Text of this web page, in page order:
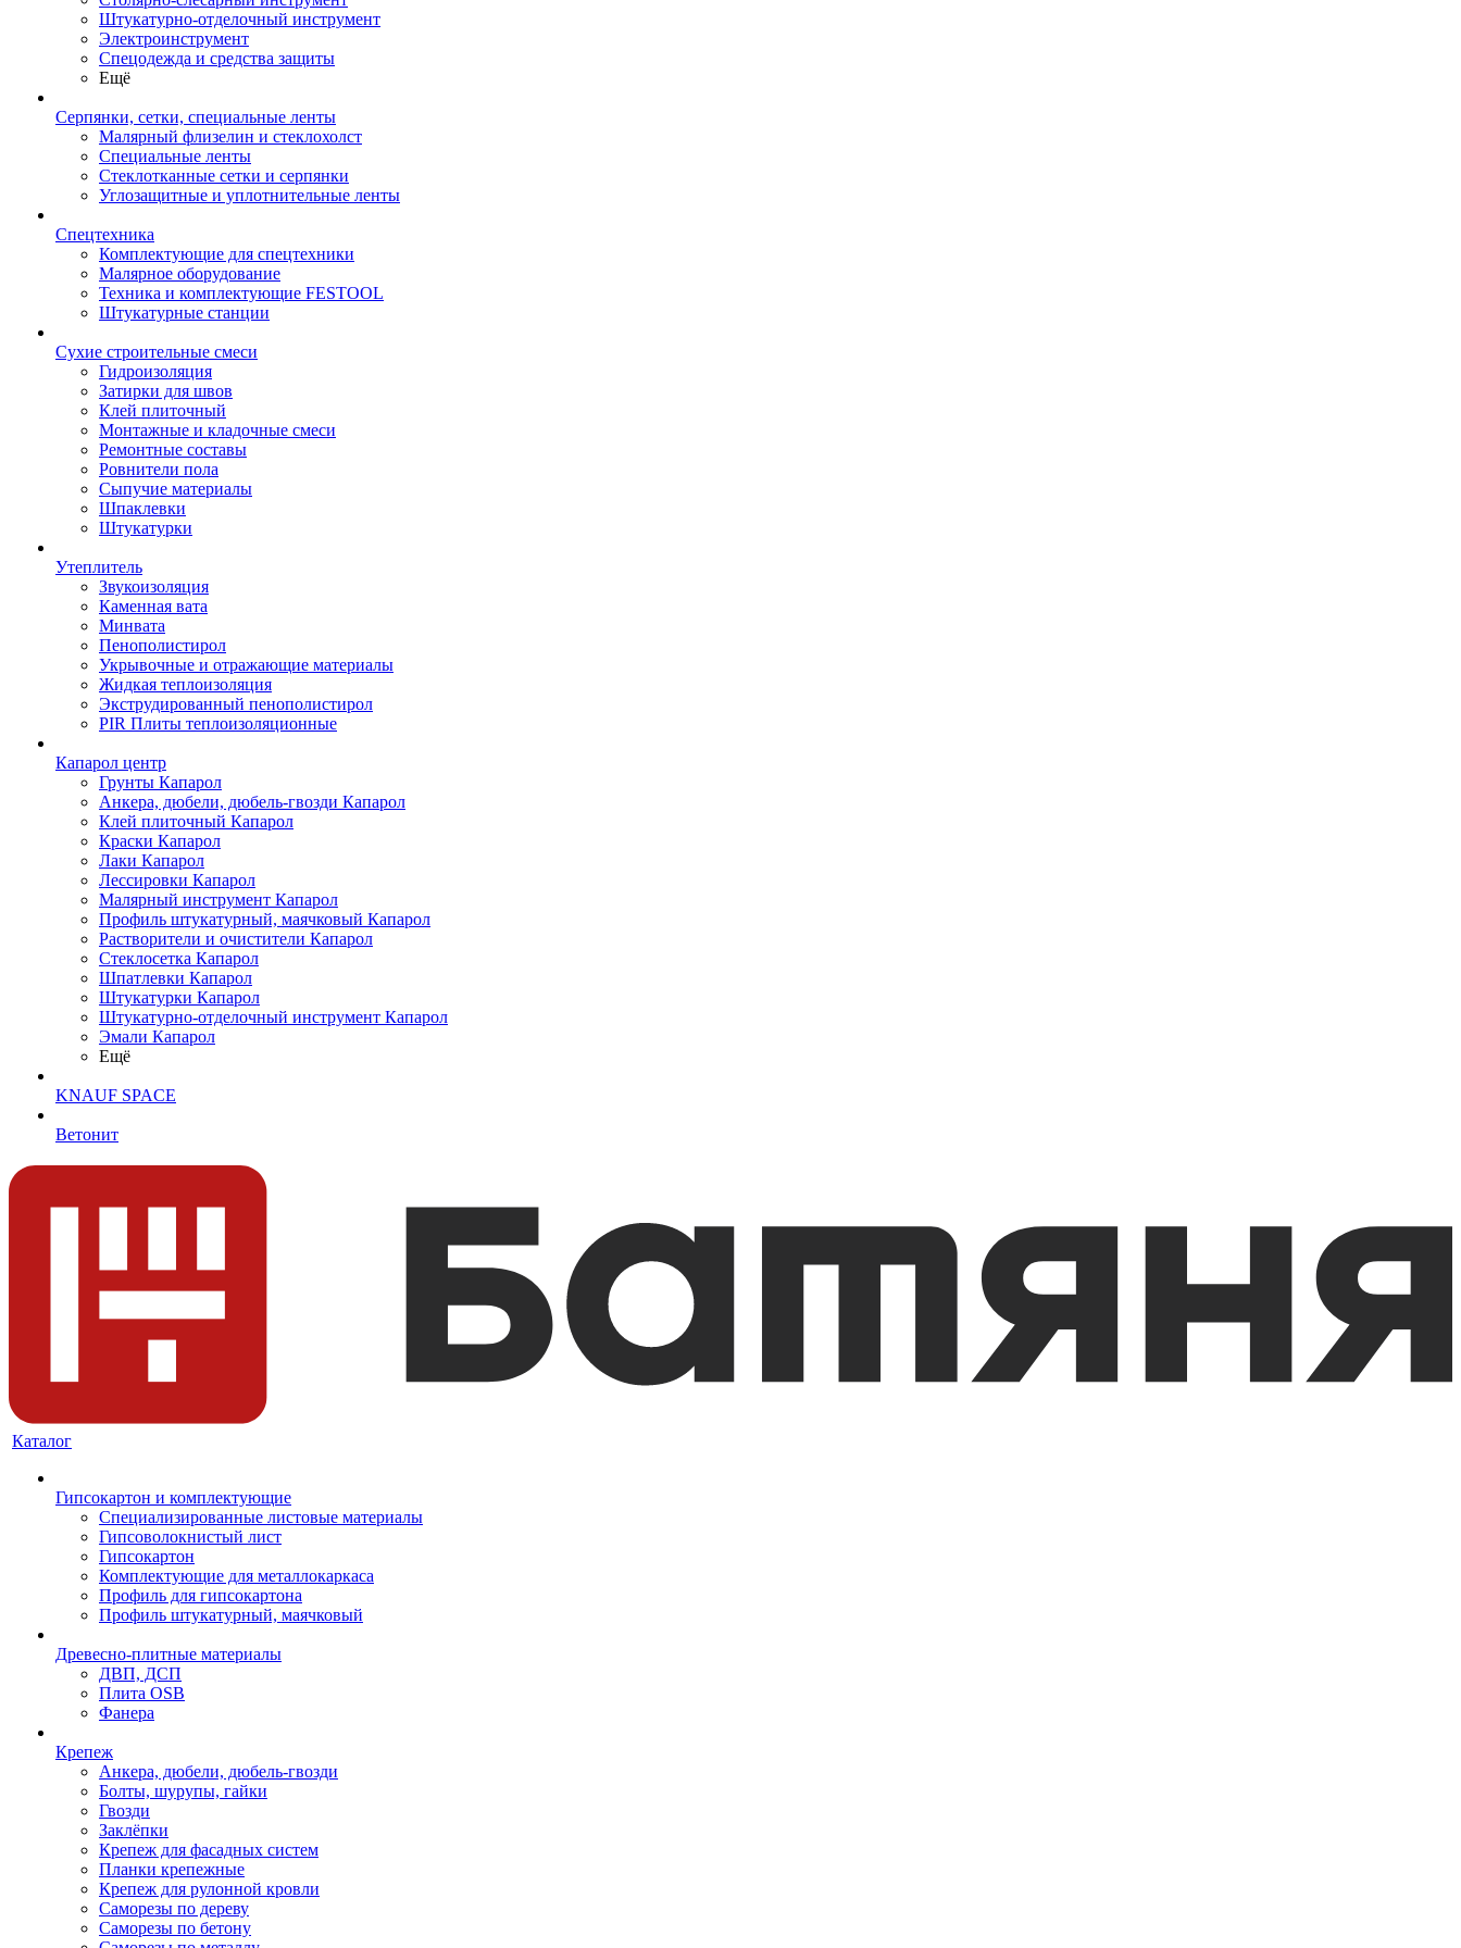
Штукатурно-отделочный инструмент
Электроинструмент
Спецодежда и средства защиты
Ещё
Серпянки, сетки, специальные ленты
Малярный флизелин и стеклохолст
Специальные ленты
Стеклотканные сетки и серпянки
Углозащитные и уплотнительные ленты
Спецтехника
Комплектующие для спецтехники
Малярное оборудование
Техника и комплектующие FESTOOL
Штукатурные станции
Сухие строительные смеси
Гидроизоляция
Затирки для швов
Клей плиточный
Монтажные и кладочные смеси
Ремонтные составы
Ровнители пола
Сыпучие материалы
Шпаклевки
Штукатурки
Утеплитель
Звукоизоляция
Каменная вата
Минвата
Пенополистирол
Укрывочные и отражающие материалы
Жидкая теплоизоляция
Экструдированный пенополистирол
PIR Плиты теплоизоляционные
Капарол центр
Грунты Капарол
Анкера, дюбели, дюбель-гвозди Капарол
Клей плиточный Капарол
Краски Капарол
Лаки Капарол
Лессировки Капарол
Малярный инструмент Капарол
Профиль штукатурный, маячковый Капарол
Растворители и очистители Капарол
Cтеклосетка Капарол
Шпатлевки Капарол
Штукатурки Капарол
Штукатурно-отделочный инструмент Капарол
Эмали Капарол
Ещё
KNAUF SPACE
Ветонит
Каталог
Гипсокартон и комплектующие
Специализированные листовые материалы
Гипсоволокнистый лист
Гипсокартон
Комплектующие для металлокаркаса
Профиль для гипсокартона
Профиль штукатурный, маячковый
Древесно-плитные материалы
ДВП, ДСП
Плита OSB
Фанера
Крепеж
Анкера, дюбели, дюбель-гвозди
Болты, шурупы, гайки
Гвозди
Заклёпки
Крепеж для фасадных систем
Планки крепежные
Крепеж для рулонной кровли
Саморезы по дереву
Саморезы по бетону